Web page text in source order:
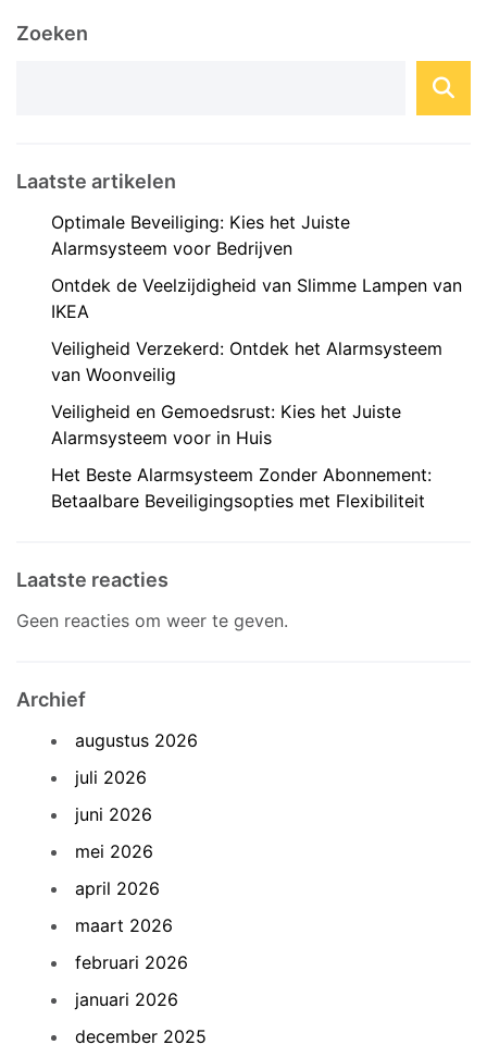
een breed scala aan slimme apparaten en
Zoeken
Laatste artikelen
Optimale Beveiliging: Kies het Juiste
Alarmsysteem voor Bedrijven
Ontdek de Veelzijdigheid van Slimme Lampen van
IKEA
Veiligheid Verzekerd: Ontdek het Alarmsysteem
van Woonveilig
Veiligheid en Gemoedsrust: Kies het Juiste
Alarmsysteem voor in Huis
Het Beste Alarmsysteem Zonder Abonnement:
Betaalbare Beveiligingsopties met Flexibiliteit
Laatste reacties
Geen reacties om weer te geven.
Archief
augustus 2026
juli 2026
juni 2026
mei 2026
april 2026
maart 2026
februari 2026
januari 2026
december 2025